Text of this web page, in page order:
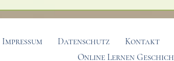
Impressum Datenschutz Kontakt
Online Lernen